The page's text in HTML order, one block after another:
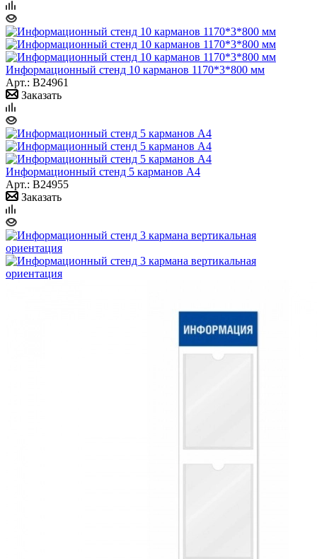
Информационный стенд 10 карманов 1170*3*800 мм
Арт.: B24961
Заказать
Информационный стенд 5 карманов А4
Арт.: B24955
Заказать